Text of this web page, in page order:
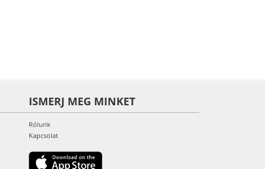
ISMERJ MEG MINKET
Rólunk
Kapcsolat